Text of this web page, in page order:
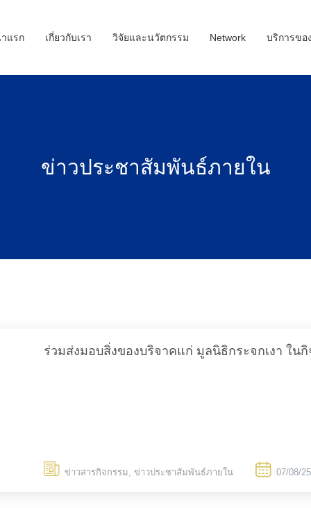
แรก เกี่ยวกับเรา วิจัยและนวัตกรรม Network บริการขอ
ข่าวประชาสัมพันธ์ภายใน
ร่วมส่งมอบสิ่งของบริจาคแก่ มูลนิธิกระจกเงา ในกิ
ข่าวสารกิจกรรม, ข่าวประชาสัมพันธ์ภายใน 07/08/